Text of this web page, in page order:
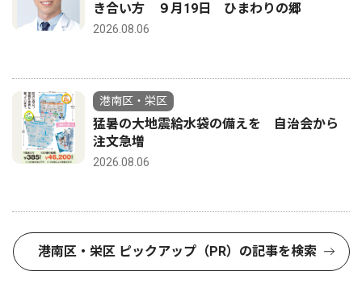
き合い方 ９月19日 ひまわりの郷
2026.08.06
港南区・栄区
猛暑の大地震給水袋の備えを 自治会から
注文急増
2026.08.06
港南区・栄区 ピックアップ（PR）の記事を検索